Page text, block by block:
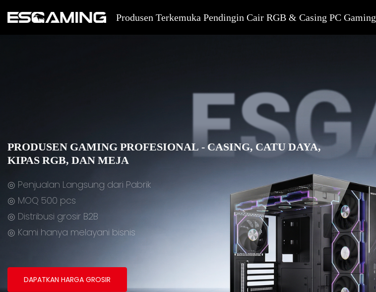
Produsen Terkemuka Pendingin Cair RGB & Casing PC Gaming
PRODUSEN GAMING PROFESIONAL - CASING, CATU DAYA,
KIPAS RGB, DAN MEJA
◎ Penjualan Langsung dari Pabrik
◎ MOQ 500 pcs
◎ Distribusi grosir B2B
◎ Kami hanya melayani bisnis
DAPATKAN HARGA GROSIR